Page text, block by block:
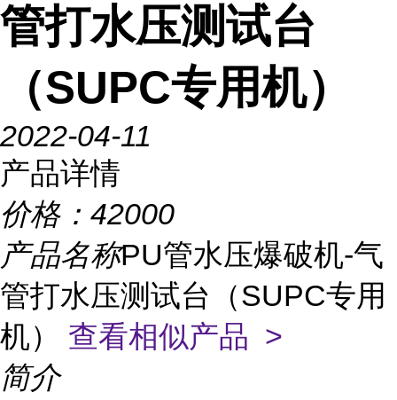
管打水压测试台
（SUPC专用机）
2022-04-11
产品详情
价格： 42000
产品名称PU管水压爆破机-气
管打水压测试台（SUPC专用
机） 查看相似产品 >
简介